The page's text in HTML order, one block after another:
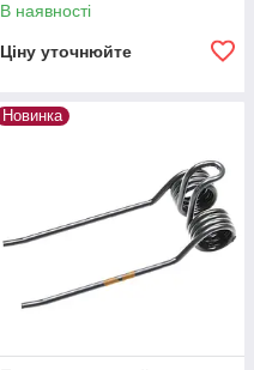
В наявності
Ціну уточнюйте
Новинка